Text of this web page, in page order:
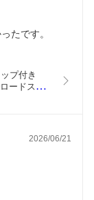
たです。
プ付き
ードスタ
2026/06/21